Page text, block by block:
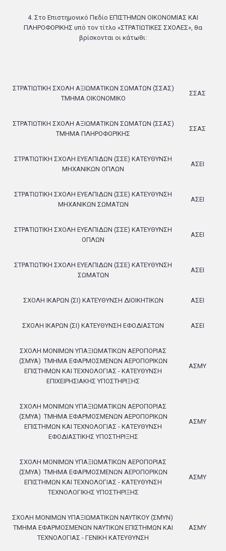
4. Στο Επιστημονικό Πεδίο ΕΠΙΣΤΗΜΩΝ ΟΙΚΟΝΟΜΙΑΣ ΚΑΙ
ΠΛΗΡΟΦΟΡΙΚΗΣ υπό τον τίτλο «ΣΤΡΑΤΙΩΤΙΚΕΣ ΣΧΟΛΕΣ», θα
βρίσκονται οι κάτωθι:
ΣΤΡΑΤΙΩΤΙΚΗ ΣΧΟΛΗ ΑΞΙΩΜΑΤΙΚΩΝ ΣΩΜΑΤΩΝ (ΣΣΑΣ)
ΤΜΗΜΑ ΟΙΚΟΝΟΜΙΚΟ
ΣΣΑΣ
ΣΤΡΑΤΙΩΤΙΚΗ ΣΧΟΛΗ ΑΞΙΩΜΑΤΙΚΩΝ ΣΩΜΑΤΩΝ (ΣΣΑΣ)
ΤΜΗΜΑ ΠΛΗΡΟΦΟΡΙΚΗΣ
ΣΣΑΣ
ΣΤΡΑΤΙΩΤΙΚΗ ΣΧΟΛΗ ΕΥΕΛΠΙΔΩΝ (ΣΣΕ) ΚΑΤΕΥΘΥΝΣΗ
ΜΗΧΑΝΙΚΩΝ ΟΠΛΩΝ
ΑΣΕΙ
ΣΤΡΑΤΙΩΤΙΚΗ ΣΧΟΛΗ ΕΥΕΛΠΙΔΩΝ (ΣΣΕ) ΚΑΤΕΥΘΥΝΣΗ
ΜΗΧΑΝΙΚΩΝ ΣΩΜΑΤΩΝ
ΑΣΕΙ
ΣΤΡΑΤΙΩΤΙΚΗ ΣΧΟΛΗ ΕΥΕΛΠΙΔΩΝ (ΣΣΕ) ΚΑΤΕΥΘΥΝΣΗ
ΟΠΛΩΝ
ΑΣΕΙ
ΣΤΡΑΤΙΩΤΙΚΗ ΣΧΟΛΗ ΕΥΕΛΠΙΔΩΝ (ΣΣΕ) ΚΑΤΕΥΘΥΝΣΗ
ΣΩΜΑΤΩΝ
ΑΣΕΙ
ΣΧΟΛΗ ΙΚΑΡΩΝ (ΣΙ) ΚΑΤΕΥΘΥΝΣΗ ΔΙΟΙΚΗΤΙΚΩΝ ΑΣΕΙ
ΣΧΟΛΗ ΙΚΑΡΩΝ (ΣΙ) ΚΑΤΕΥΘΥΝΣΗ ΕΦΟΔΙΑΣΤΩΝ ΑΣΕΙ
ΣΧΟΛΗ ΜΟΝΙΜΩΝ ΥΠΑΞΙΩΜΑΤΙΚΩΝ ΑΕΡΟΠΟΡΙΑΣ
(ΣΜΥΑ) ΤΜΗΜΑ ΕΦΑΡΜΟΣΜΕΝΩΝ ΑΕΡΟΠΟΡΙΚΩΝ
ΕΠΙΣΤΗΜΩΝ ΚΑΙ ΤΕΧΝΟΛΟΓΙΑΣ - ΚΑΤΕΥΘΥΝΣΗ
ΕΠΙΧΕΙΡΗΣΙΑΚΗΣ ΥΠΟΣΤΗΡΙΞΗΣ
ΑΣΜΥ
ΣΧΟΛΗ ΜΟΝΙΜΩΝ ΥΠΑΞΙΩΜΑΤΙΚΩΝ ΑΕΡΟΠΟΡΙΑΣ
(ΣΜΥΑ) ΤΜΗΜΑ ΕΦΑΡΜΟΣΜΕΝΩΝ ΑΕΡΟΠΟΡΙΚΩΝ
ΕΠΙΣΤΗΜΩΝ ΚΑΙ ΤΕΧΝΟΛΟΓΙΑΣ - ΚΑΤΕΥΘΥΝΣΗ
ΕΦΟΔΙΑΣΤΙΚΗΣ ΥΠΟΣΤΗΡΙΞΗΣ
ΑΣΜΥ
ΣΧΟΛΗ ΜΟΝΙΜΩΝ ΥΠΑΞΙΩΜΑΤΙΚΩΝ ΑΕΡΟΠΟΡΙΑΣ
(ΣΜΥΑ) ΤΜΗΜΑ ΕΦΑΡΜΟΣΜΕΝΩΝ ΑΕΡΟΠΟΡΙΚΩΝ
ΕΠΙΣΤΗΜΩΝ ΚΑΙ ΤΕΧΝΟΛΟΓΙΑΣ - ΚΑΤΕΥΘΥΝΣΗ
ΤΕΧΝΟΛΟΓΙΚΗΣ ΥΠΟΣΤΗΡΙΞΗΣ
ΑΣΜΥ
ΣΧΟΛΗ ΜΟΝΙΜΩΝ ΥΠΑΞΙΩΜΑΤΙΚΩΝ ΝΑΥΤΙΚΟΥ (ΣΜΥΝ)
ΤΜΗΜΑ ΕΦΑΡΜΟΣΜΕΝΩΝ ΝΑΥΤΙΚΩΝ ΕΠΙΣΤΗΜΩΝ ΚΑΙ
ΤΕΧΝΟΛΟΓΙΑΣ - ΓΕΝΙΚΗ ΚΑΤΕΥΘΥΝΣΗ
ΑΣΜΥ